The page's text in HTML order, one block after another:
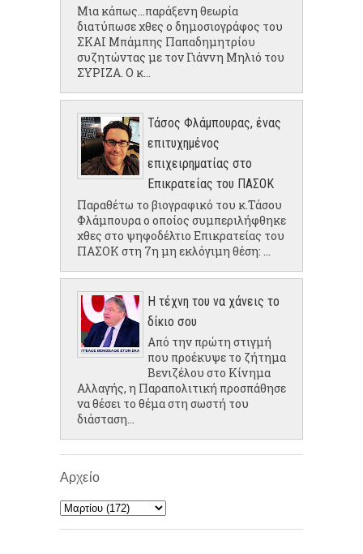
Μια κάπως...παράξενη θεωρία
διατύπωσε χθες ο δημοσιογράφος του
ΣΚΑΙ Μπάμπης Παπαδημητρίου
συζητώντας με τον Γιάννη Μηλιό του
ΣΥΡΙΖΑ. Ο κ...
Τάσος Φλάμπουρας, ένας
επιτυχημένος
επιχειρηματίας στο
Επικρατείας του ΠΑΣΟΚ
Παραθέτω το βιογραφικό του κ.Τάσου
Φλάμπουρα ο οποίος συμπεριλήφθηκε
χθες στο ψηφοδέλτιο Επικρατείας του
ΠΑΣΟΚ στη 7η μη εκλόγιμη θέση: ...
Η τέχνη του να χάνεις το
δίκιο σου
Από την πρώτη στιγμή
που προέκυψε το ζήτημα
Βενιζέλου στο Κίνημα
Αλλαγής, η Παραπολιτική προσπάθησε
να θέσει το θέμα στη σωστή του
διάσταση...
Αρχείο